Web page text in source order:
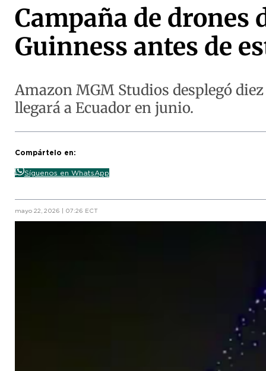
Campaña de drones
Guinness antes de
Amazon MGM Studios desplegó
llegará a Ecuador en junio.
Compártelo en:
Síguenos en WhatsApp
mayo 22, 2026 | 07:26 ECT